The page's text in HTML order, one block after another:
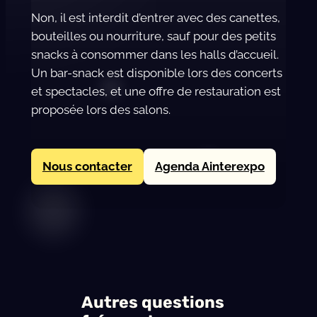
Non, il est interdit d’entrer avec des canettes,
bouteilles ou nourriture, sauf pour des petits
snacks à consommer dans les halls d’accueil.
Un bar-snack est disponible lors des concerts
et spectacles, et une offre de restauration est
proposée lors des salons.
Nous contacter Agenda Ainterexpo
Autres questions